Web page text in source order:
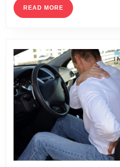
un
changement
batterie
d’iPhone
à
Lyon
6
READ MORE READ
MORE